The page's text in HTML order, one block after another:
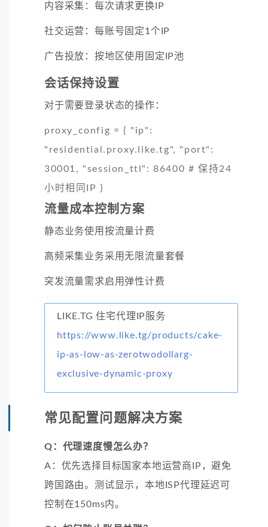
内容采集：每次请求更换IP
社交运营：每账号固定1个IP
广告投放：按地区使用固定IP池
会话保持设置
对于需要登录状态的操作：
proxy_config = { "ip":
"residential.proxy.like.tg", "port":
30001, "session_ttl": 86400 # 保持24
小时相同IP }
流量成本控制方案
静态业务使用按流量计费
高频采集业务采用无限流量套餐
突发流量需求启用弹性计费
LIKE.TG 住宅代理IP服务
https://www.like.tg/products/cake-
ip-as-low-as-zerotwodollarg-
exclusive-dynamic-proxy
常见配置问题解决方案
Q：代理速度慢怎么办？
A：优先选择目标国家本地运营商IP，避免
跨国路由。测试显示，本地ISP代理延迟可
控制在150ms内。